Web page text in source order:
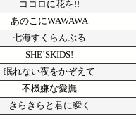
ココロに花を!!
あのこにWAWAWA
七海すくらんぶる
SHE’SKIDS!
眠れない夜をかぞえて
不機嫌な愛撫
きらきらと君に瞬く